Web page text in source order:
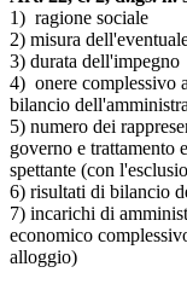
1) ragione sociale
2) misura
3) durata dell'impegno
4) onere complessivo
bilancio
5) numero dei
governo e trattamento
spettante (con
6) risultati di bilancio
7) incarichi di
economico
alloggio)